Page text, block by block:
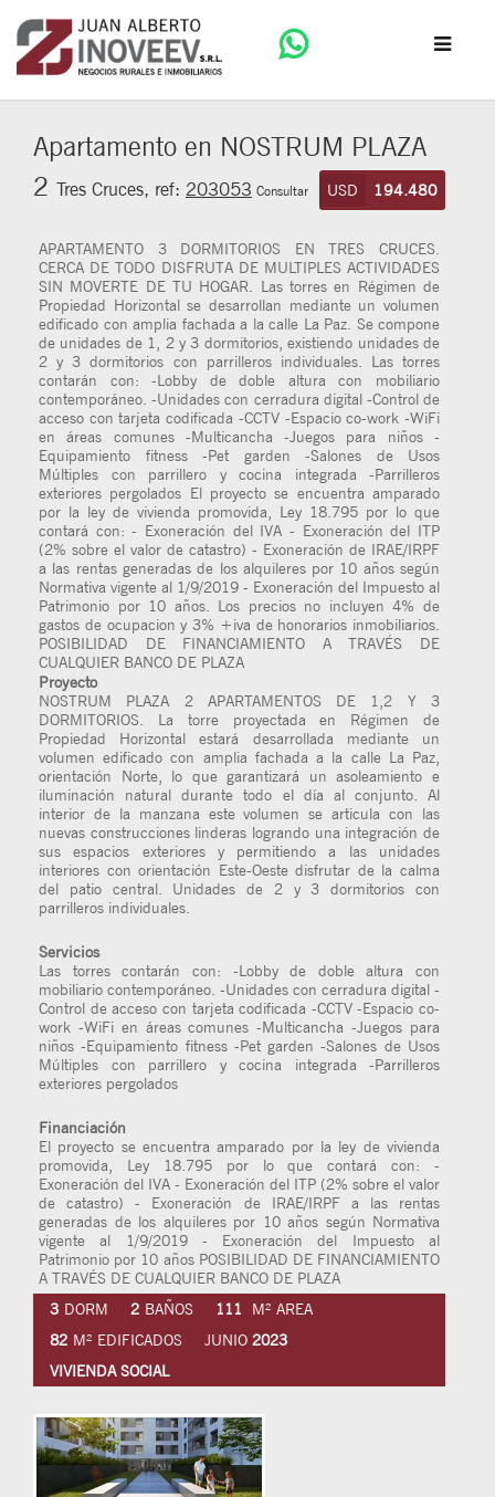
Apartamento en NOSTRUM PLAZA
2 Tres Cruces, ref: 203053 Consultar USD 194.480
APARTAMENTO 3 DORMITORIOS EN TRES CRUCES.
CERCA DE TODO DISFRUTA DE MULTIPLES ACTIVIDADES
SIN MOVERTE DE TU HOGAR. Las torres en Régimen de
Propiedad Horizontal se desarrollan mediante un volumen
edificado con amplia fachada a la calle La Paz. Se compone
de unidades de 1, 2 y 3 dormitorios, existiendo unidades de
2 y 3 dormitorios con parrilleros individuales. Las torres
contarán con: -Lobby de doble altura con mobiliario
contemporáneo. -Unidades con cerradura digital -Control de
acceso con tarjeta codificada -CCTV -Espacio co-work -WiFi
en áreas comunes -Multicancha -Juegos para niños -
Equipamiento fitness -Pet garden -Salones de Usos
Múltiples con parrillero y cocina integrada -Parrilleros
exteriores pergolados El proyecto se encuentra amparado
por la ley de vivienda promovida, Ley 18.795 por lo que
contará con: - Exoneración del IVA - Exoneración del ITP
(2% sobre el valor de catastro) - Exoneración de IRAE/IRPF
a las rentas generadas de los alquileres por 10 años según
Normativa vigente al 1/9/2019 - Exoneración del Impuesto al
Patrimonio por 10 años. Los precios no incluyen 4% de
gastos de ocupacion y 3% +iva de honorarios inmobiliarios.
POSIBILIDAD DE FINANCIAMIENTO A TRAVÉS DE
CUALQUIER BANCO DE PLAZA
Proyecto
NOSTRUM PLAZA 2 APARTAMENTOS DE 1,2 Y 3
DORMITORIOS. La torre proyectada en Régimen de
Propiedad Horizontal estará desarrollada mediante un
volumen edificado con amplia fachada a la calle La Paz,
orientación Norte, lo que garantizará un asoleamiento e
iluminación natural durante todo el día al conjunto. Al
interior de la manzana este volumen se articula con las
nuevas construcciones linderas logrando una integración de
sus espacios exteriores y permitiendo a las unidades
interiores con orientación Este-Oeste disfrutar de la calma
del patio central. Unidades de 2 y 3 dormitorios con
parrilleros individuales.
Servicios
Las torres contarán con: -Lobby de doble altura con
mobiliario contemporáneo. -Unidades con cerradura digital -
Control de acceso con tarjeta codificada -CCTV -Espacio co-
work -WiFi en áreas comunes -Multicancha -Juegos para
niños -Equipamiento fitness -Pet garden -Salones de Usos
Múltiples con parrillero y cocina integrada -Parrilleros
exteriores pergolados
Financiación
El proyecto se encuentra amparado por la ley de vivienda
promovida, Ley 18.795 por lo que contará con: -
Exoneración del IVA - Exoneración del ITP (2% sobre el valor
de catastro) - Exoneración de IRAE/IRPF a las rentas
generadas de los alquileres por 10 años según Normativa
vigente al 1/9/2019 - Exoneración del Impuesto al
Patrimonio por 10 años POSIBILIDAD DE FINANCIAMIENTO
A TRAVÉS DE CUALQUIER BANCO DE PLAZA
3 DORM 2 BAÑOS 111
M² AREA
82 M² EDIFICADOS JUNIO 2023
VIVIENDA SOCIAL